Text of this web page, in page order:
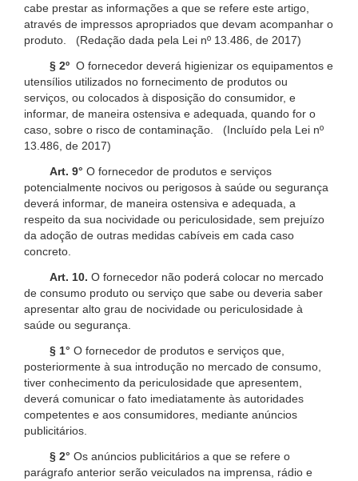
cabe prestar as informações a que se refere este artigo,
através de impressos apropriados que devam acompanhar o
produto. (Redação dada pela Lei nº 13.486, de 2017)
§ 2º O fornecedor deverá higienizar os equipamentos e
utensílios utilizados no fornecimento de produtos ou
serviços, ou colocados à disposição do consumidor, e
informar, de maneira ostensiva e adequada, quando for o
caso, sobre o risco de contaminação. (Incluído pela Lei nº
13.486, de 2017)
Art. 9° O fornecedor de produtos e serviços
potencialmente nocivos ou perigosos à saúde ou segurança
deverá informar, de maneira ostensiva e adequada, a
respeito da sua nocividade ou periculosidade, sem prejuízo
da adoção de outras medidas cabíveis em cada caso
concreto.
Art. 10. O fornecedor não poderá colocar no mercado
de consumo produto ou serviço que sabe ou deveria saber
apresentar alto grau de nocividade ou periculosidade à
saúde ou segurança.
§ 1° O fornecedor de produtos e serviços que,
posteriormente à sua introdução no mercado de consumo,
tiver conhecimento da periculosidade que apresentem,
deverá comunicar o fato imediatamente às autoridades
competentes e aos consumidores, mediante anúncios
publicitários.
§ 2° Os anúncios publicitários a que se refere o
parágrafo anterior serão veiculados na imprensa, rádio e